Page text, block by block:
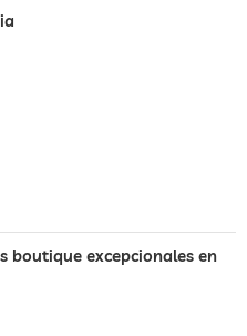
boutique excepcionales en